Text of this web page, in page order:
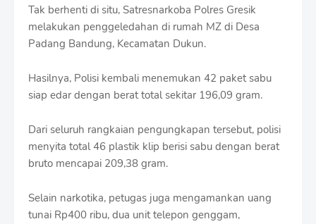
Tak berhenti di situ, Satresnarkoba Polres Gresik
melakukan penggeledahan di rumah MZ di Desa
Padang Bandung, Kecamatan Dukun.
Hasilnya, Polisi kembali menemukan 42 paket sabu
siap edar dengan berat total sekitar 196,09 gram.
Dari seluruh rangkaian pengungkapan tersebut, polisi
menyita total 46 plastik klip berisi sabu dengan berat
bruto mencapai 209,38 gram.
Selain narkotika, petugas juga mengamankan uang
tunai Rp400 ribu, dua unit telepon genggam,